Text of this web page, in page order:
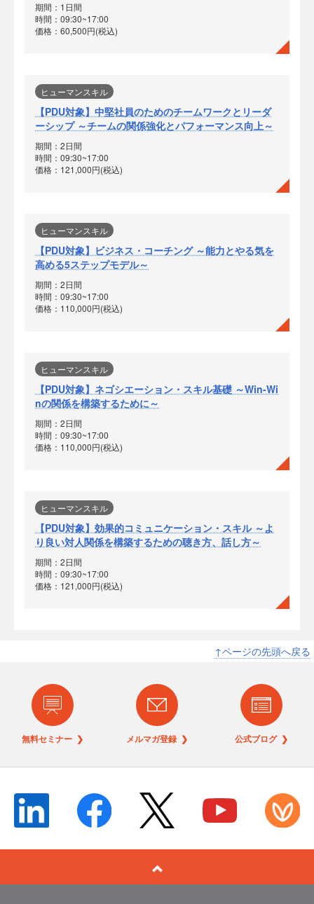
期間：1日間
時間：09:30~17:00
価格：60,500円(税込)
ヒューマンスキル
【PDU対象】中堅社員のためのチームワークとリーダ
ーシップ ～チームの関係強化とパフォーマンス向上～
期間：2日間
時間：09:30~17:00
価格：121,000円(税込)
ヒューマンスキル
【PDU対象】ビジネス・コーチング ～能力とやる気を
高める5ステップモデル～
期間：2日間
時間：09:30~17:00
価格：110,000円(税込)
ヒューマンスキル
【PDU対象】ネゴシエーション・スキル基礎 ～Win-Wi
nの関係を構築するために～
期間：2日間
時間：09:30~17:00
価格：110,000円(税込)
ヒューマンスキル
【PDU対象】効果的コミュニケーション・スキル ～よ
り良い対人関係を構築するための聴き方、話し方～
期間：2日間
時間：09:30~17:00
価格：121,000円(税込)
↑ページの先頭へ戻る
無料セミナー ❯ メルマガ登録 ❯ 公式ブログ ❯